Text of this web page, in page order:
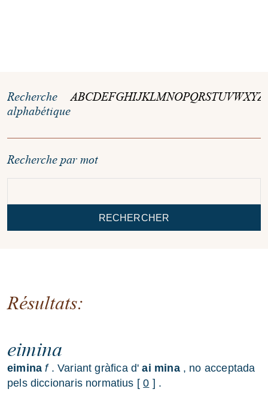
Recherche
alphabétique
ABCDEFGHIJKLMNOPQRSTUVWXYZ
Recherche par mot
RECHERCHER
Résultats:
eimina
eimina f. Variant gràfica d'ai mina, no acceptada
pels diccionaris normatius [0 ] .